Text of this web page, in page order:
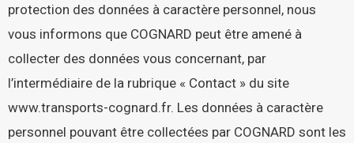
protection des données à caractère personnel, nous
vous informons que COGNARD peut être amené à
collecter des données vous concernant, par
l’intermédiaire de la rubrique « Contact » du site
www.transports-cognard.fr. Les données à caractère
personnel pouvant être collectées par COGNARD sont les